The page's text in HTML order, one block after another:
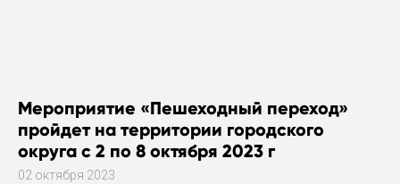
Мероприятие «Пешеходный переход»
пройдет на территории городского
округа с 2 по 8 октября 2023 г
02 октября 2023